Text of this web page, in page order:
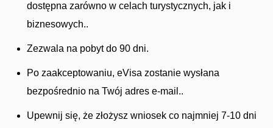
dostępna zarówno w celach turystycznych, jak i
biznesowych..
Zezwala na pobyt do 90 dni.
Po zaakceptowaniu, eVisa zostanie wysłana
bezpośrednio na Twój adres e-mail..
Upewnij się, że złożysz wniosek co najmniej 7-10 dni